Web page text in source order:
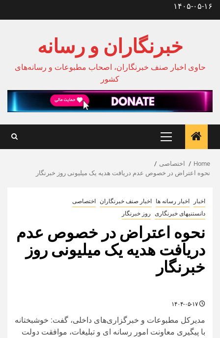
Skip۱۴۰۵-۰۵-۱۶
خبرنگاران و رسانه
حاوی اخبار صنف خبرنگاران، اصحاب مطبوعات و رسانه‌های
کشور
Primary
Menu
Home
اختصاصی
نحوه اعتراض در خصوص عدم دریافت هدیه یک میلیونی روز خبرنگار
اخبار اخبار رسانه ها اخبار صنف خبرنگاران اختصاصی
دانستنیهای خبرنگاری
روز خبرنگار
نحوه اعتراض در خصوص عدم
دریافت هدیه یک میلیونی روز
خبرنگار
مدیرکل مطبوعات و خبرگزاری‌های داخلی، گفت: خوشبختانه
با پیگیری معاونت امور رسانه ای و تبلیغات، موافقت دولت